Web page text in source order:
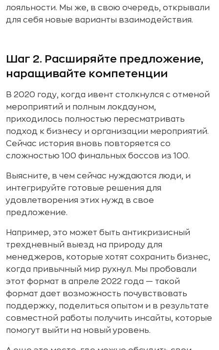
лояльности. Мы же, в свою очередь, открывали
для себя новые варианты взаимодействия.
Шаг 2. Расширяйте предложение,
наращивайте компетенции
В 2020 году, когда ивент столкнулся с отменой
мероприятий и полным локдауном,
приходилось полностью пересматривать
подход к бизнесу и организации мероприятий.
Сейчас история вновь повторяется со
сложностью 100 финальных боссов из 100.
Выясните, в чем сейчас нуждаются люди, и
интегрируйте готовые решения для
удовлетворения этих нужд в свое
предложение.
Например, это может быть антикризисный
трехдневный выезд на природу для
менеджеров, которые хотят сохранить бизнес,
когда привычный мир рухнул. Мы пробовали
этот формат в апреле 2022 года — такой
формат дает возможность почувствовать
поддержку, поделиться опытом и в результате
совместной работы получить инсайты, которые
помогут выйти на новый уровень.